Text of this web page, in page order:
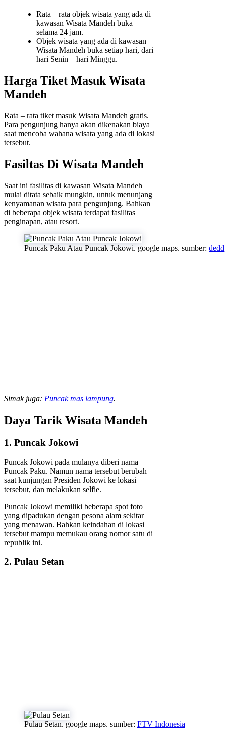
Rata – rata objek wisata yang ada di
kawasan Wisata Mandeh buka
selama 24 jam.
Objek wisata yang ada di kawasan
Wisata Mandeh buka setiap hari, dari
hari Senin – hari Minggu.
Harga Tiket Masuk Wisata
Mandeh
Rata – rata tiket masuk Wisata Mandeh gratis.
Para pengunjung hanya akan dikenakan biaya
saat mencoba wahana wisata yang ada di lokasi
tersebut.
Fasiltas Di Wisata Mandeh
Saat ini fasilitas di kawasan Wisata Mandeh
mulai ditata sebaik mungkin, untuk menunjang
kenyamanan wisata para pengunjung. Bahkan
di beberapa objek wisata terdapat fasilitas
penginapan, atau resort.
Puncak Paku Atau Puncak Jokowi. google maps. sumber:
Simak juga: Puncak mas lampung.
Daya Tarik Wisata Mandeh
1. Puncak Jokowi
Puncak Jokowi pada mulanya diberi nama
Puncak Paku. Namun nama tersebut berubah
saat kunjungan Presiden Jokowi ke lokasi
tersebut, dan melakukan selfie.
Puncak Jokowi memiliki beberapa spot foto
yang dipadukan dengan pesona alam sekitar
yang menawan. Bahkan keindahan di lokasi
tersebut mampu memukau orang nomor satu di
republik ini.
2. Pulau Setan
Pulau Setan. google maps. sumber: FTV Indonesia